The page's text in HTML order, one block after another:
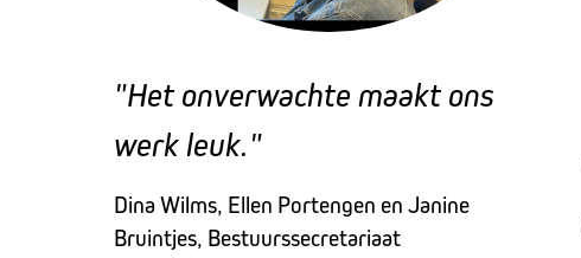
"Het onverwachte maakt ons
werk leuk."
Dina Wilms, Ellen Portengen en Janine
Bruintjes, Bestuurssecretariaat